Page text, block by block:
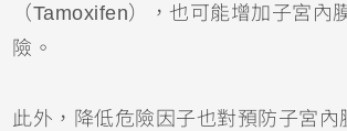
（Tamoxifen），也可能增加子宮內
險。
此外，降低危險因子也對預防子宮內